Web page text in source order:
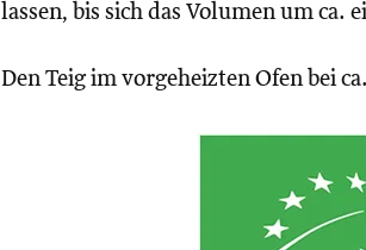
lassen, bis sich das Volumen um
Den Teig im vorgeheizten Ofen bei